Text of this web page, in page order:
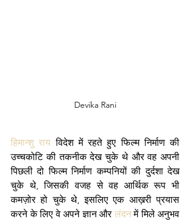
Devika Rani
हिमान्शु राय विदेश में रहते हुए फिल्म निर्माण की
उच्चकोटि की तकनीक देख चुके थे और वह अपनी
पिछली दो फिल्म निर्माण कम्पनियों की दुर्दशा देख
चुके थे, जिसकी वजह से वह आर्थिक रूप भी
कमज़ोर हो चुके थे, इसलिए एक आख़री प्रयास
करने के लिए वे अपने ज्ञान और लंदन में मिले अनुभव